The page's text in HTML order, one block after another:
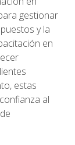
gestionar
y la
en
estas
al